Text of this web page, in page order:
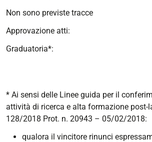
Non sono previste tracce
Approvazione atti:
Graduatoria*:
* Ai sensi delle Linee guida per il
attività di ricerca e alta formazione post-
128/2018 Prot. n. 20943 – 05/02/2018:
qualora il vincitore rinunci